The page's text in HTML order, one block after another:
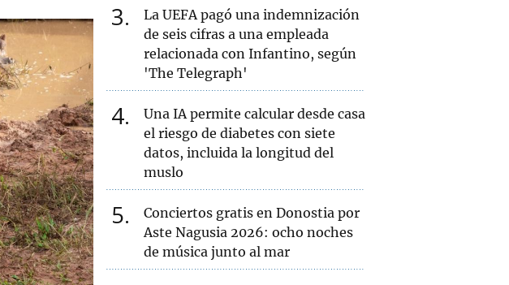
3
La UEFA pagó una indemnización
de seis cifras a una empleada
relacionada con Infantino, según
'The Telegraph'
4
Una IA permite calcular desde casa
el riesgo de diabetes con siete
datos, incluida la longitud del
muslo
5
Conciertos gratis en Donostia por
Aste Nagusia 2026: ocho noches
de música junto al mar